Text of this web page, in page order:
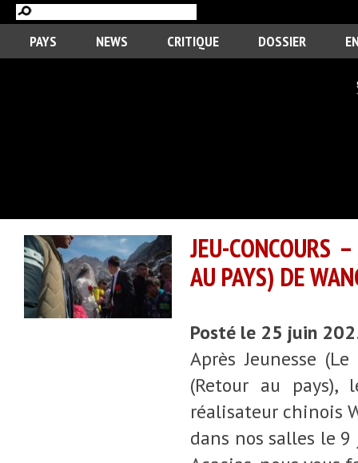
PAYS NEWS CRITIQUE DOSSIER
JEU-CONCOURS
AU PAYS) DE
Posté le 25 juin
Après Jeunesse
(Retour au
réalisateur chinois
dans nos salles le